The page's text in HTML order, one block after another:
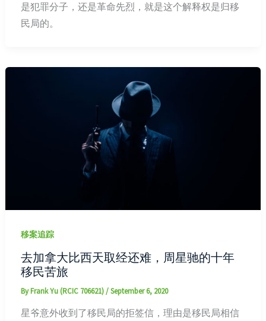
是犯罪分子，还是革命先烈，就是这个解释权是归移
民局的。
移案追踪
去加拿大比西天取经还难，周星驰的十年
移民苦旅
ByFrank Yu (RCIC 706621)/September 6, 2020
星爷意外收到了移民局的拒签信，理由是移民局相信